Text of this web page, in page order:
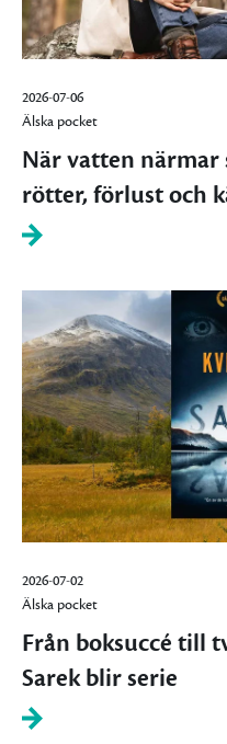
2026-07-06
Älska pocket
När vatten närmar
rötter, förlust och
2026-07-02
Älska pocket
Från boksuccé till
Sarek blir serie